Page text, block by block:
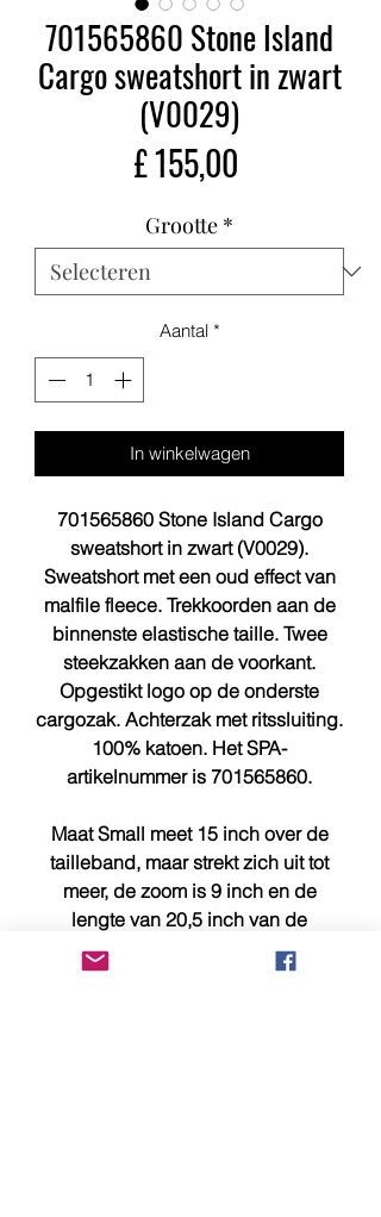
701565860 Stone Island
Cargo sweatshort in zwart
(V0029)
£ 155,00
Grootte *
Aantal *
In winkelwagen
701565860 Stone Island Cargo
sweatshort in zwart (V0029).
Sweatshort met een oud effect van
malfile fleece. Trekkoorden aan de
binnenste elastische taille. Twee
steekzakken aan de voorkant.
Opgestikt logo op de onderste
cargozak. Achterzak met ritssluiting.
100% katoen. Het SPA-
artikelnummer is 701565860.
Maat Small meet 15 inch over de
tailleband, maar strekt zich uit tot
meer, de zoom is 9 inch en de
lengte van 20,5 inch van de
tailleband tot de zoom van het been.